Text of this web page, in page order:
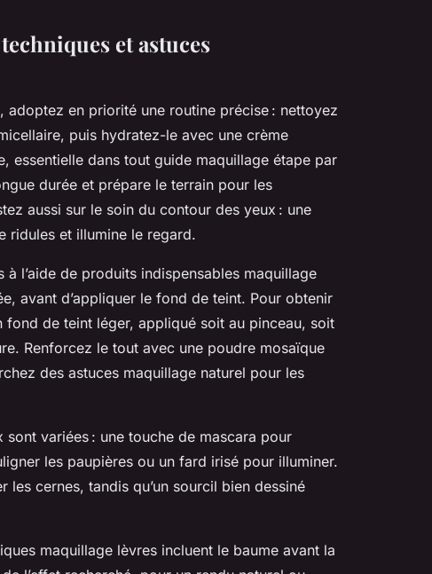
et astuces
en priorité une routine précise : nettoyez
puis hydratez-le avec une crème
essentielle dans tout guide maquillage étape par
durée et prépare le terrain pour les
aussi sur le soin du contour des yeux : une
ridules et illumine le regard.
l’aide de produits indispensables maquillage
avant d’appliquer le fond de teint. Pour obtenir
de teint léger, appliqué soit au pinceau, soit
Renforcez le tout avec une poudre mosaïque
des astuces maquillage naturel pour les
variées : une touche de mascara pour
les paupières ou un fard irisé pour illuminer.
les cernes, tandis qu’un sourcil bien dessiné
maquillage lèvres incluent le baume avant la